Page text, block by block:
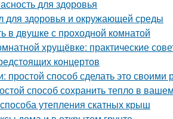
для здоровья
для здоровья и окружающей среды
в двушке с проходной комнатой
хрущёвке: практические
концертов
способ сделать это своими
способ сохранить тепло в
утепления скатных крыш